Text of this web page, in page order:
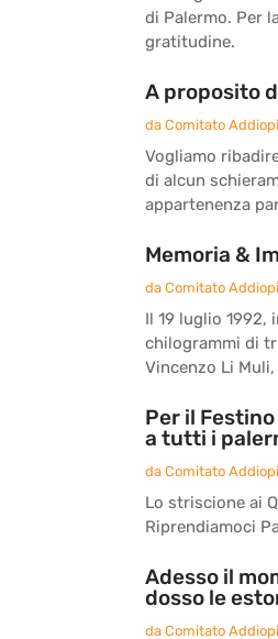
di Palermo. Per
gratitudine.
A proposito
da Comitato
Vogliamo
di alcun
appartenenza
Memoria &
da Comitato
Il 19 luglio 1992,
chilogrammi di
Vincenzo Li
Per il
a tutti i
da Comitato
Lo striscione ai
Riprendiamoci
Adesso il
dosso le
da Comitato